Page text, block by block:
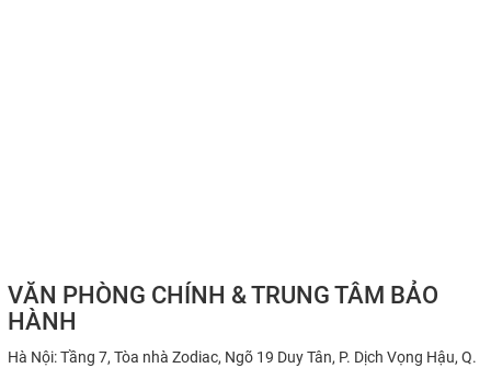
VĂN PHÒNG CHÍNH & TRUNG TÂM BẢO
HÀNH
Hà Nội: Tầng 7, Tòa nhà Zodiac, Ngõ 19 Duy Tân, P. Dịch Vọng Hậu, Q.